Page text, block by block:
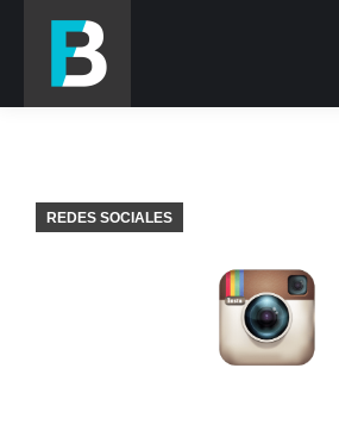
REDES SOCIALES